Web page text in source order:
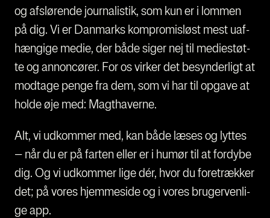
og afslø­ren­de jour­na­li­stik, som kun er i lom­men
på dig. Vi er Dan­marks kom­pro­mis­løst mest uaf­
hæn­gi­ge medie, der både siger nej til medi­e­støt­
te og annon­cø­rer. For os vir­ker det besyn­der­ligt at
mod­ta­ge pen­ge fra dem, som vi har til opga­ve at
hol­de øje med: Magt­ha­ver­ne.
Alt, vi udkom­mer med, kan både læses og lyt­tes
– når du er på far­ten eller er i humør til at for­dy­be
dig. Og vi udkom­mer lige dér, hvor du fore­træk­ker
det; på vores hjem­mesi­de og i vores bru­ger­ven­li­
ge app.